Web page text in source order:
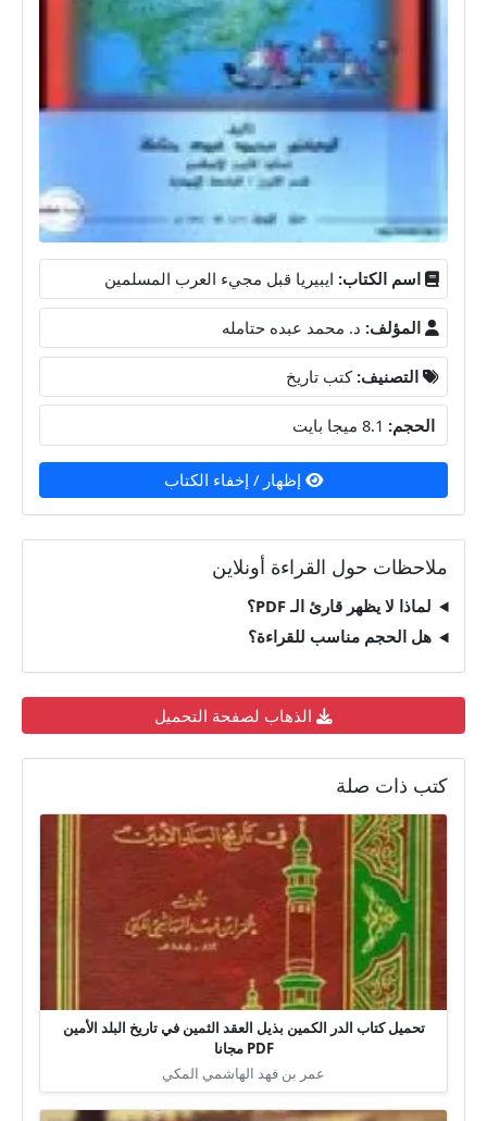
اسم الكتاب: ايبيريا قبل مجيء العرب المسلمين
المؤلف: د. محمد عبده حتامله
التصنيف: كتب تاريخ
الحجم:
إظهار / إخفاء الكتاب
ملاحظات حول القراءة أونلاين
لماذا لا يظهر قارئ الـ PDF؟
هل الحجم مناسب للقراءة؟
الذهاب لصفحة التحميل
كتب ذات صلة
تحميل كتاب الدر الكمين بذيل العقد الثمين في تاريخ البلد الأمين
PDF مجانا
عمر بن فهد الهاشمي المكي